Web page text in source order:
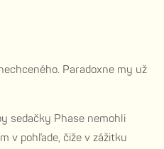
Paradoxne my už
sedačky Phase nemohli
v pohľade, čiže v zážitku